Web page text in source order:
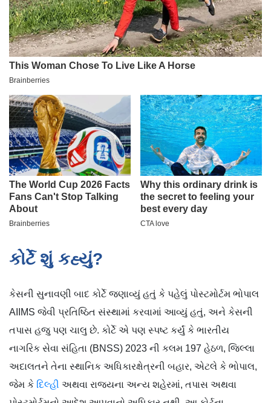
કોર્ટે શું કહ્યું?
કેસની સુનાવણી બાદ કોર્ટે જણાવ્યું હતું કે પહેલું પોસ્ટમોર્ટમ ભોપાલ
AIIMS જેવી પ્રતિષ્ઠિત સંસ્થામાં કરવામાં આવ્યું હતું, અને કેસની
તપાસ હજુ પણ ચાલુ છે. કોર્ટે એ પણ સ્પષ્ટ કર્યું કે ભારતીય
નાગરિક સેવા સંહિતા (BNSS) 2023 ની કલમ 197 હેઠળ, જિલ્લા
અદાલતને તેના સ્થાનિક અધિકારક્ષેત્રની બહાર, એટલે કે ભોપાલ,
જેમ કે દિલ્હી અથવા રાજ્યના અન્ય શહેરમાં, તપાસ અથવા